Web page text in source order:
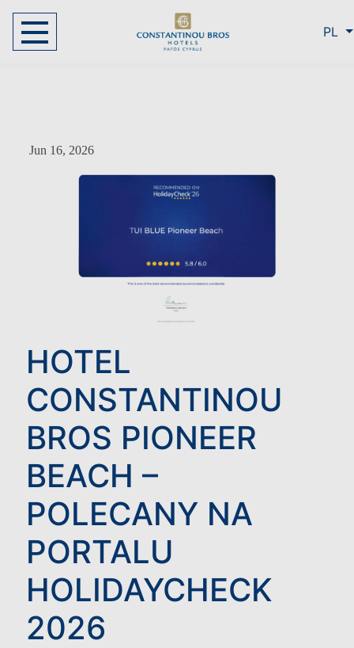
PL
Jun 16, 2026
HOTEL
CONSTANTINOU
BROS PIONEER
BEACH –
POLECANY NA
PORTALU
HOLIDAYCHECK
2026